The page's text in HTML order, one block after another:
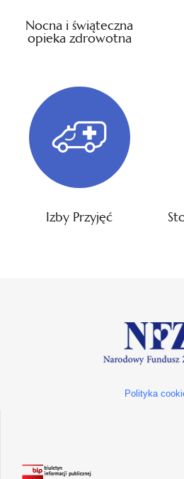
Nocna i świąteczna
opieka zdrowotna
Izby Przyjęć
Polityka